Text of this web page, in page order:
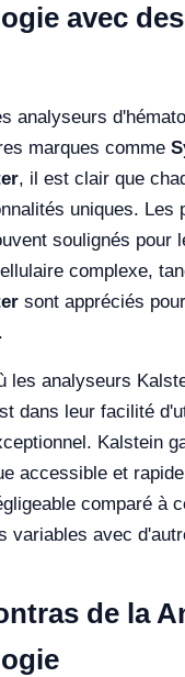
avec
analyseurs
marques comme
, il est clair que
uniques. Les
soulignés pour
complexe,
sont appréciés
les analyseurs
dans leur facilité
Kalstein
accessible et
comparé à
variables avec
de la